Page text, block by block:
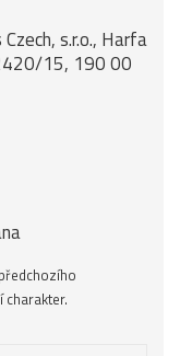
s.r.o., Harfa
15, 190 00